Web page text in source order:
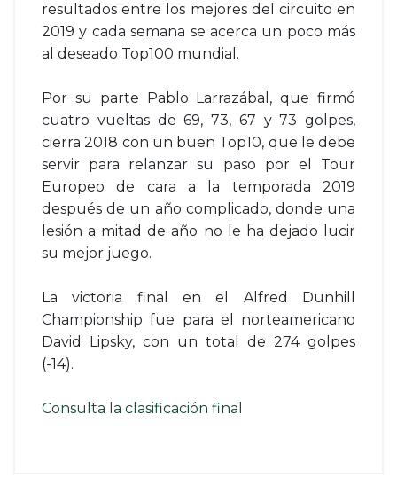
resultados entre los mejores del circuito en
2019 y cada semana se acerca un poco más
al deseado Top100 mundial.
Por su parte Pablo Larrazábal, que firmó
cuatro vueltas de 69, 73, 67 y 73 golpes,
cierra 2018 con un buen Top10, que le debe
servir para relanzar su paso por el Tour
Europeo de cara a la temporada 2019
después de un año complicado, donde una
lesión a mitad de año no le ha dejado lucir
su mejor juego.
La victoria final en el Alfred Dunhill
Championship fue para el norteamericano
David Lipsky, con un total de 274 golpes
(-14).
Consulta la clasificación final